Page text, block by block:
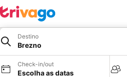
Destino
Brezno
Check-in/out
Escolha as datas